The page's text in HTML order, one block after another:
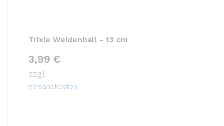
Trixie Weidenball - 13 cm
3,99 €
zzgl.
Versandkosten